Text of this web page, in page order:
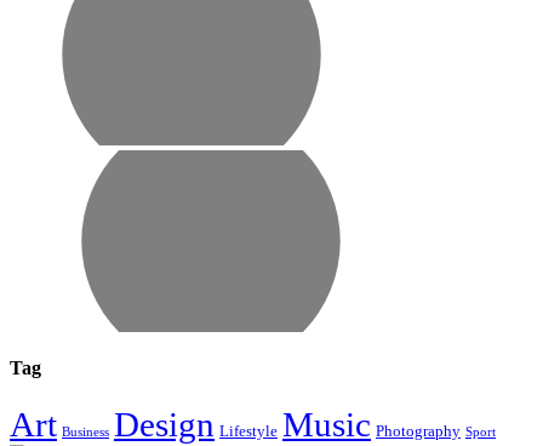
Tag
Art Business Design Lifestyle Music Photography Sport